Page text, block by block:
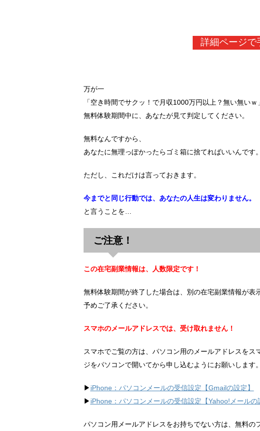
詳細ページで
万が一
「空き時間でサクッ！で月収1000万円以上？無い無いｗ
無料体験期間中に、あなたが見て判定してください。
無料なんですから、
あなたに無理っぽかったらゴミ箱に捨てればいいんです。
ただし、これだけは言っておきます。
今までと同じ行動では、あなたの人生は変わりません。
と言うことを…
ご注意！
この在宅副業情報は、人数限定です！
無料体験期間が終了した場合は、別の在宅副業情報が表
予めご了承ください。
スマホのメールアドレスでは、受け取れません！
スマホでご覧の方は、パソコン用のメールアドレスを
ジをパソコンで開いてから申し込むようにお願いします。
▶︎ iPhone：パソコンメールの受信設定【Gmailの設定】
▶︎ iPhone：パソコンメールの受信設定【Yahoo!メールの
パソコン用メールアドレスをお持ちでない方は、無料の